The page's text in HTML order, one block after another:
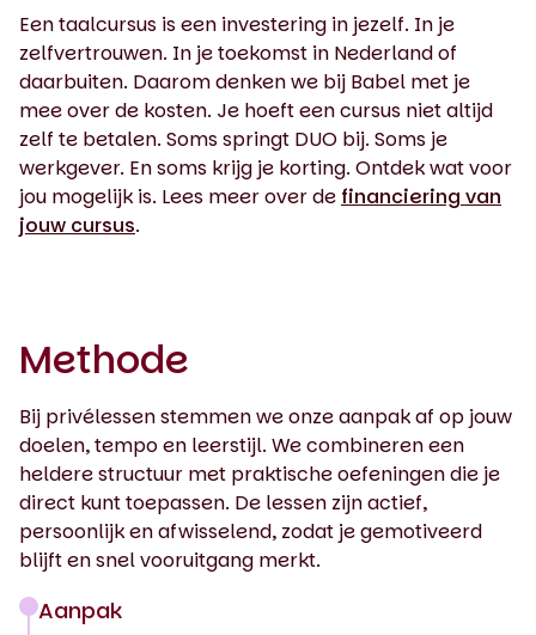
Een taalcursus is een investering in jezelf. In je
zelfvertrouwen. In je toekomst in Nederland of
daarbuiten. Daarom denken we bij Babel met je
mee over de kosten. Je hoeft een cursus niet altijd
zelf te betalen. Soms springt DUO bij. Soms je
werkgever. En soms krijg je korting. Ontdek wat voor
jou mogelijk is. Lees meer over de financiering van
jouw cursus.
Methode
Bij privélessen stemmen we onze aanpak af op jouw
doelen, tempo en leerstijl. We combineren een
heldere structuur met praktische oefeningen die je
direct kunt toepassen. De lessen zijn actief,
persoonlijk en afwisselend, zodat je gemotiveerd
blijft en snel vooruitgang merkt.
Aanpak